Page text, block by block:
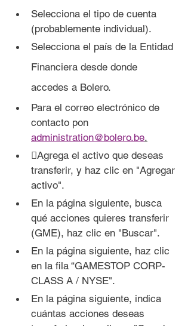
Selecciona el tipo de cuenta
(probablemente individual).
Selecciona el país de la Entidad
Financiera desde donde
accedes a Bolero.
Para el correo electrónico de
contacto pon
administration@bolero.be.
Agrega el activo que deseas
transferir, y haz clic en "Agregar
activo".
En la página siguiente, busca
qué acciones quieres transferir
(GME), haz clic en "Buscar".
En la página siguiente, haz clic
en la fila “GAMESTOP CORP-
CLASS A / NYSE".
En la página siguiente, indica
cuántas acciones deseas